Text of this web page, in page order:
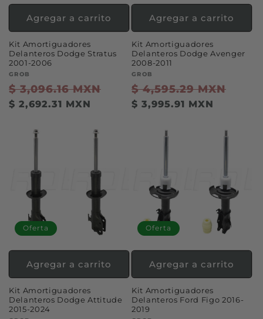
Kit Amortiguadores
Delanteros Dodge Stratus
2001-2006
Proveedor:
GROB
Precio
habitual
$ 3,096.16 MXN
Precio
$ 2,692.31 MXN
Agregar a carrito
Kit Amortiguadores
Delanteros Dodge Avenger
2008-2011
Proveedor:
GROB
Precio
habitual
$ 4,595.29 MXN
$ 3,995.91 MXN
Agregar a carrito
Oferta
Kit Amortiguadores
Delanteros Dodge Attitude
2015-2024
Agregar a carrito
Oferta
Kit Amortiguadores
Delanteros Ford Figo 2016-
2019
Agregar a carrito